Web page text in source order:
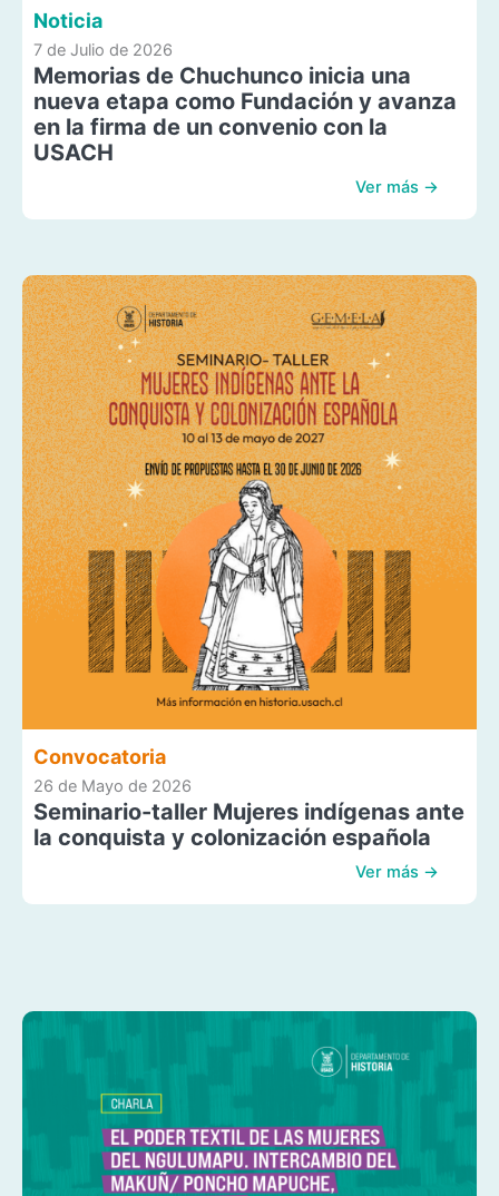
Noticia
7 de Julio de 2026
Memorias de Chuchunco inicia una
nueva etapa como Fundación y avanza
en la firma de un convenio con la
USACH
Ver más →
Convocatoria
26 de Mayo de 2026
Seminario-taller Mujeres indígenas ante
la conquista y colonización española
Ver más →